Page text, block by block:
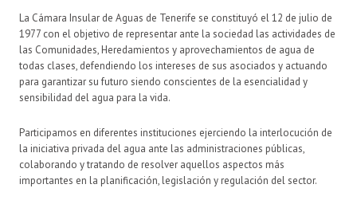
La Cámara Insular de Aguas de Tenerife se constituyó el 12 de julio de
1977 con el objetivo de representar ante la sociedad las actividades de
las Comunidades, Heredamientos y aprovechamientos de agua de
todas clases, defendiendo los intereses de sus asociados y actuando
para garantizar su futuro siendo conscientes de la esencialidad y
sensibilidad del agua para la vida.
Participamos en diferentes instituciones ejerciendo la interlocución de
la iniciativa privada del agua ante las administraciones públicas,
colaborando y tratando de resolver aquellos aspectos más
importantes en la planificación, legislación y regulación del sector.